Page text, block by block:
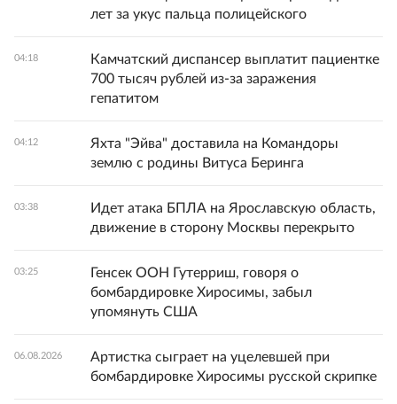
лет за укус пальца полицейского
04:18
Камчатский диспансер выплатит пациентке
700 тысяч рублей из-за заражения
гепатитом
04:12
Яхта "Эйва" доставила на Командоры
землю с родины Витуса Беринга
03:38
Идет атака БПЛА на Ярославскую область,
движение в сторону Москвы перекрыто
03:25
Генсек ООН Гутерриш, говоря о
бомбардировке Хиросимы, забыл
упомянуть США
06.08.2026
Артистка сыграет на уцелевшей при
бомбардировке Хиросимы русской скрипке